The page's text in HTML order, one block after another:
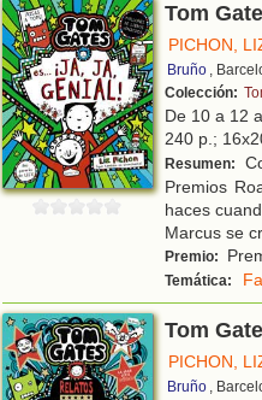
Tom
PICHON,
Bruño ,
Colección:
De 10 a 12
240 p.;
Resumen:
Premios
haces
Marcus se
Premio:
Temática:
Tom
PICHON,
Bruño ,